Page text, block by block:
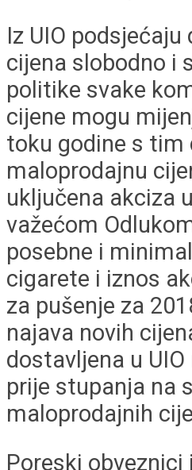
Iz UIO
cijena slobodno i
politike svake
cijene mogu
toku godine s tim
maloprodajnu
uključena akciza
važećom
posebne i
cigarete i iznos
za pušenje za
najava novih
dostavljena u
prije stupanja na
maloprodajnih
Poreski